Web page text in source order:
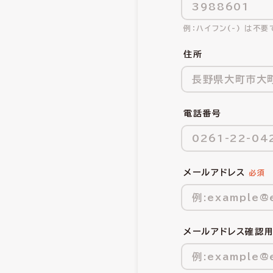
ハイフン(-) は不要
住所
電話番号
メールアドレス
メールアドレス確認